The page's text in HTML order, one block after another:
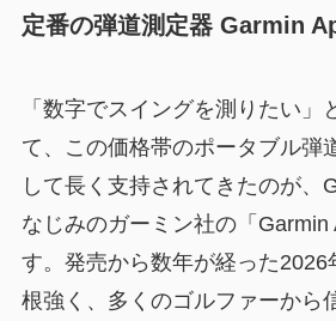
定番の弾道測定器 Garmin
「数字でスイングを測りたい」
て、この価格帯のポータブル弾
して長く支持されてきたのが、
なじみのガーミン社の「
す。発売から数年が経った2026
根強く、多くのゴルファーから